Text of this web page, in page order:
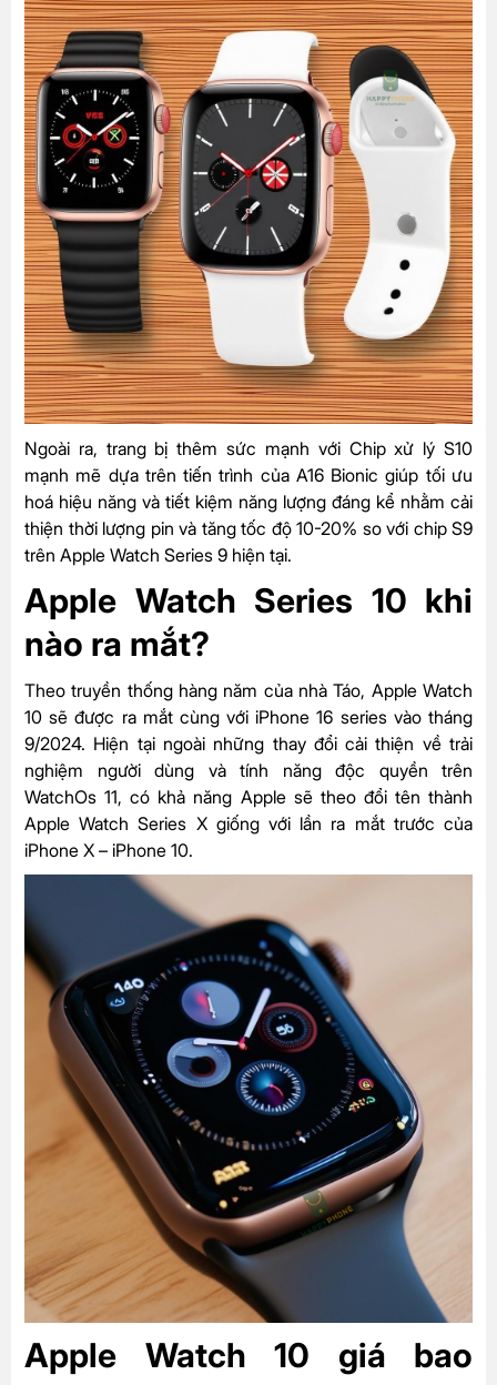
Ngoài ra, trang bị thêm sức mạnh với Chip xử lý S10
mạnh mẽ dựa trên tiến trình của A16 Bionic giúp tối ưu
hoá hiệu năng và tiết kiệm năng lượng đáng kể nhằm cải
thiện thời lượng pin và tăng tốc độ 10-20% so với chip S9
trên Apple Watch Series 9 hiện tại.
Apple Watch Series 10 khi
nào ra mắt?
Theo truyền thống hàng năm của nhà Táo, Apple Watch
10 sẽ được ra mắt cùng vớiiPhone 16 seriesvào tháng
9/2024. Hiện tại ngoài những thay đổi cải thiện về trải
nghiệm người dùng và tính năng độc quyền trên
WatchOs 11, có khả năng Apple sẽ theo đổi tên thành
Apple Watch Series X giống với lần ra mắt trước của
iPhone X – iPhone 10.
Apple Watch 10 giá bao